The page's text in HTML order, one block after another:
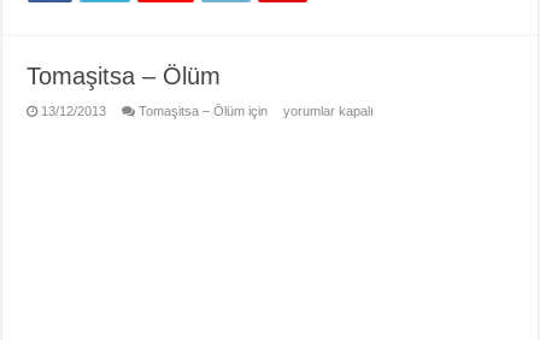
Tomaşitsa – Ölüm
13/12/2013 Tomaşitsa – Ölüm için yorumlar kapalı